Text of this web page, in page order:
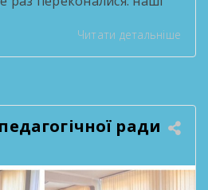
серцем творчих
конкурсів, активними
Читати детальніше
ради